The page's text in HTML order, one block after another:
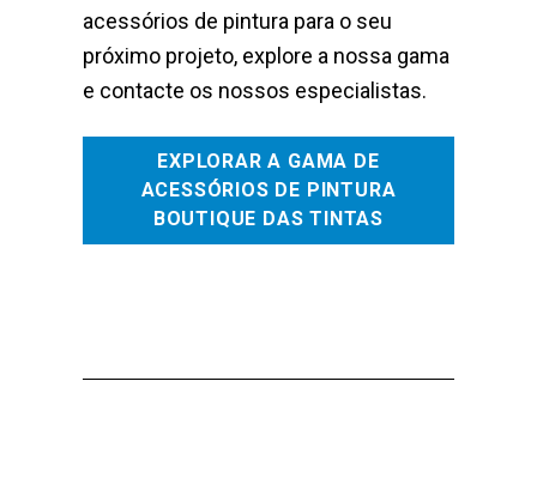
acessórios de pintura para o seu
próximo projeto, explore a nossa gama
e contacte os nossos especialistas.
EXPLORAR A GAMA DE
ACESSÓRIOS DE PINTURA
BOUTIQUE DAS TINTAS